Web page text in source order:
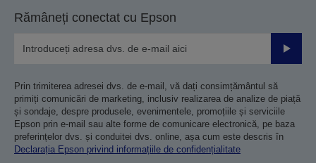
Rămâneți conectat cu Epson
Prin trimiterea adresei dvs. de e-mail, vă dați consimțământul să
primiți comunicări de marketing, inclusiv realizarea de analize de piață
și sondaje, despre produsele, evenimentele, promoțiile și serviciile
Epson prin e-mail sau alte forme de comunicare electronică, pe baza
preferințelor dvs. și conduitei dvs. online, așa cum este descris în
Declarația Epson privind informațiile de confidențialitate